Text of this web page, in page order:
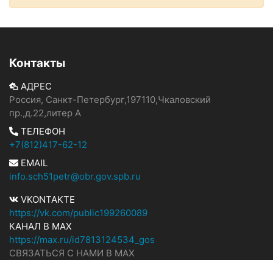
Контакты
АДРЕС
Россия, Санкт-Петербург,197110,Чкаловский
пр.,д.22,литер А
ТЕЛЕФОН
+7(812)417-62-12
EMAIL
info.sch51petr@obr.gov.spb.ru
VKONTAKTE
https://vk.com/public199260089
КАНАЛ В MAX
https://max.ru/id7813124534_gos
СВЯЗАТЬСЯ С НАМИ В МАХ